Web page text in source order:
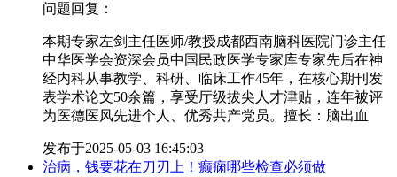
问题回复：
本期专家左剑主任医师/教授成都西南脑科医院门诊主任
中华医学会资深会员中国民政医学专家库专家先后在神
经内科从事教学、科研、临床工作45年，在核心期刊发
表学术论文50余篇，享受厅级拔尖人才津贴，连年被评
为医德医风先进个人、优秀共产党员。擅长：脑出血
发布于2025-05-03 16:45:03
治病，钱要花在刀刃上！癫痫哪些检查必须做